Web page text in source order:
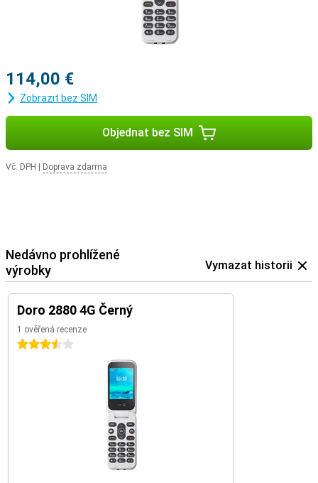
114,00 €
Zobrazit bez SIM
Objednat bez SIM
Vč. DPH Doprava zdarma
Nedávno prohlížené
výrobky
Vymazat historii
Doro 2880 4G Černý
1 ověřená recenze
3.5 hvězdičky